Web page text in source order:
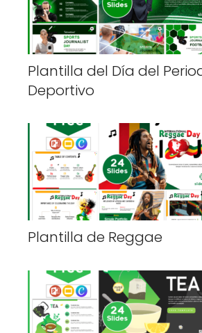
Plantilla del Día del
Deportivo
Plantilla de Reggae